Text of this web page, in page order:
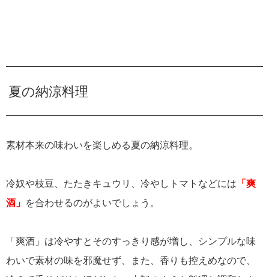
夏の納涼料理
素材本来の味わいを楽しめる夏の納涼料理。
冷奴や枝豆、たたきキュウリ、冷やしトマトなどには 「爽
酒」 を合わせるのがよいでしょう。
「爽酒」は冷やすとそのすっきり感が増し、シンプルな味
わいで素材の味を邪魔せず、また、香りも控えめなので、